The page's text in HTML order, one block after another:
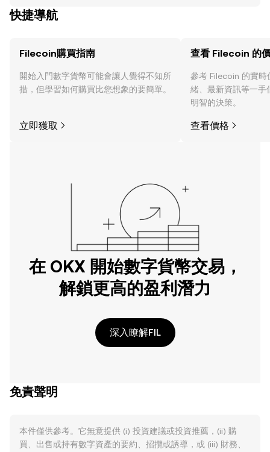
快捷導航
Filecoin購買指南
開始入門數字貨幣可能會讓人覺得不知所
措，但學習如何購買比您想象的要簡單。
立即獲取
查看 Filecoin 的
參考 Filecoin 的實時
緒、最新資訊等一手
明智的決策。
查看價格
在 OKX 開始數字貨幣交易，
解鎖更高的盈利潛力
深入瞭解FIL
免責聲明
本件僅供參考。它無意提供 (i) 投資建議或投資推薦，(ii) 購
買、出售或持有數字資產的要約、招攬或誘導，或 (iii) 財務、